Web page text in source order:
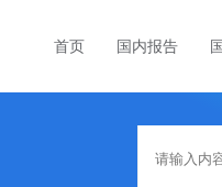
首页 国内报告